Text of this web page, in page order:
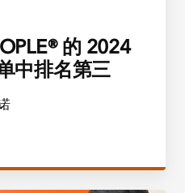
的 2024
中排名第三